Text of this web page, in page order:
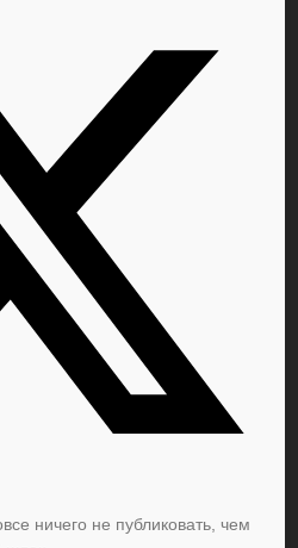
ничего не публиковать, чем